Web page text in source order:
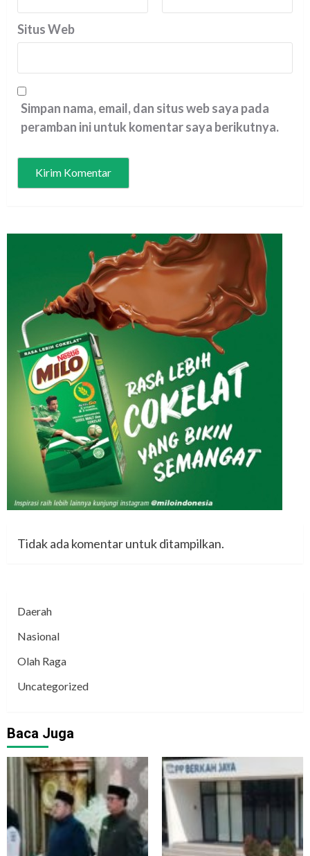
Situs Web
Simpan nama, email, dan situs web saya pada
peramban ini untuk komentar saya berikutnya.
Tidak ada komentar untuk ditampilkan.
Daerah
Nasional
Olah Raga
Uncategorized
Baca Juga